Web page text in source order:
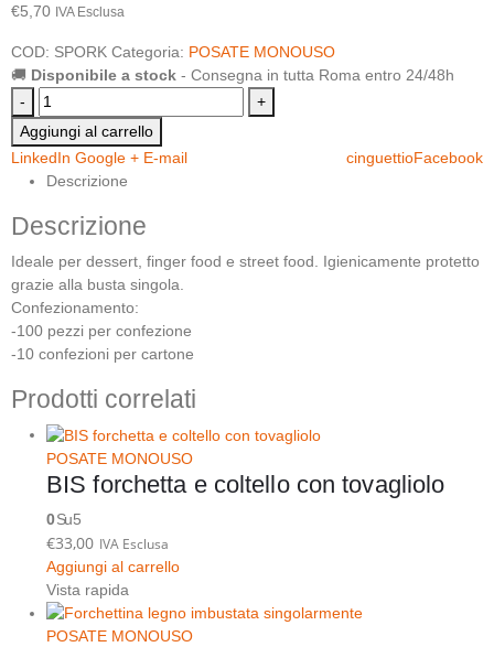
€5,70 IVA Esclusa
COD: SPORK Categoria: POSATE MONOUSO
🚚 Disponibile a stock - Consegna in tutta Roma entro 24/48h
-
+
Aggiungi al carrello
Facebook
cinguettio
LinkedIn Google + E-mail
Descrizione
Descrizione
Ideale per dessert, finger food e street food. Igienicamente protetto
grazie alla busta singola.
Confezionamento:
-100 pezzi per confezione
-10 confezioni per cartone
Prodotti correlati
POSATE MONOUSO
BIS forchetta e coltello con tovagliolo
0Su 5
€33,00 IVA Esclusa
Aggiungi al carrello
Vista rapida
POSATE MONOUSO